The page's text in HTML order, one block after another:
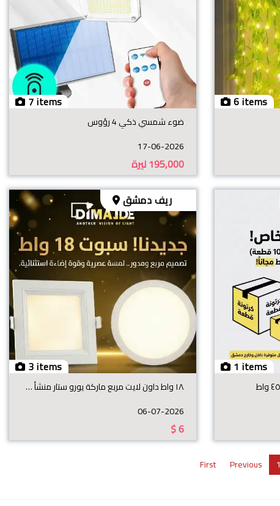
6 items
7 items
ضوء شمسي ذكي 4 رؤوس
17-06-2026
ليرة195,000
1 items
3 items
ريف دمشق
١٨ واط داون لايت مربع ماركة يورو ستار منشأ هندي
06-07-2026
$6
First Previous 1